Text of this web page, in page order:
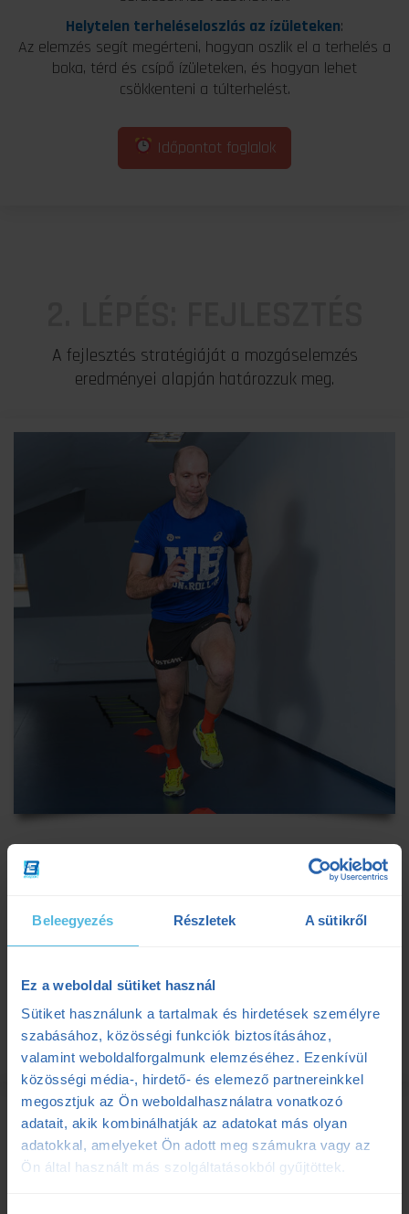
Beleegyezés Részletek A sütikről
Ez a weboldal sütiket használ
Sütiket használunk a tartalmak és hirdetések személyre
szabásához, közösségi funkciók biztosításához,
valamint weboldalforgalmunk elemzéséhez. Ezenkívül
közösségi média-, hirdető- és elemező partnereinkkel
megosztjuk az Ön weboldalhasználatra vonatkozó
adatait, akik kombinálhatják az adatokat más olyan
adatokkal, amelyeket Ön adott meg számukra vagy az
Ön által használt más szolgáltatásokból gyűjtöttek.
Helytelen terheléseloszlás az ízületeken:
Az elemzés segít megérteni, hogyan oszlik el a terhelés a
boka, térd és csípő ízületeken, és hogyan lehet
csökkenteni a túlterhelést.
Időpontot foglalok
A fejlesztés stratégiáját a mozgáselemzés
eredményei alapján határozzuk meg.
FUTÓTECHNIKA EDZÉSEK
optimalizálni a mozgásodat, javítani a testtartásodat és
kiküszöbölni a technikai hibákat. Legyél gyorsabb,
Bővebben a szolgáltatásról